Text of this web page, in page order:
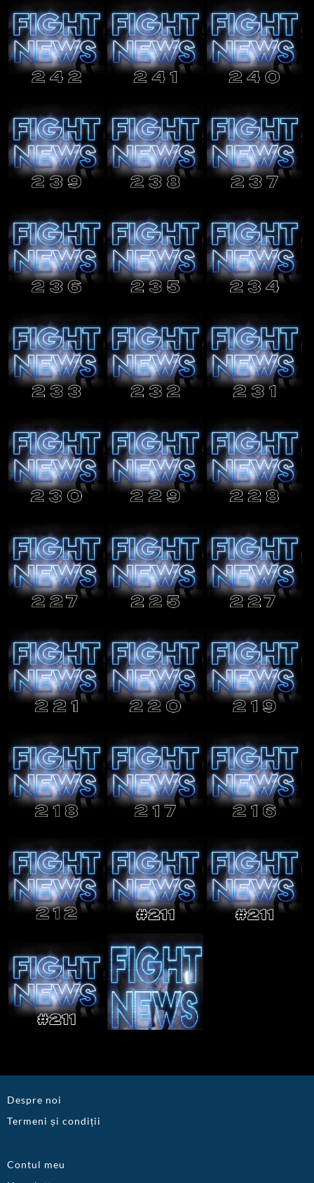
Despre noi
Termeni și condiții
Contul meu